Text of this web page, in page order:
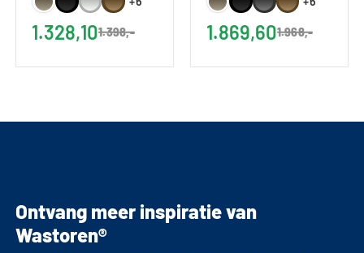
elkaar in donker
taupe | 134x146 cm
1.328,101.398,-
elkaar in donker
taupe | 134x207
1.869,601.968,-
Ontvang meer inspiratie van
Wastoren®